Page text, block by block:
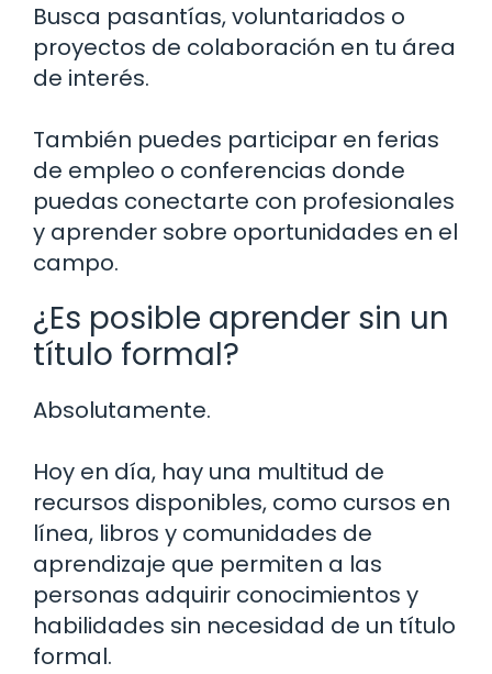
Busca pasantías, voluntariados o
proyectos de colaboración en tu área
de interés.
También puedes participar en ferias
de empleo o conferencias donde
puedas conectarte con profesionales
y aprender sobre oportunidades en el
campo.
¿Es posible aprender sin un
título formal?
Absolutamente.
Hoy en día, hay una multitud de
recursos disponibles, como cursos en
línea, libros y comunidades de
aprendizaje que permiten a las
personas adquirir conocimientos y
habilidades sin necesidad de un título
formal.